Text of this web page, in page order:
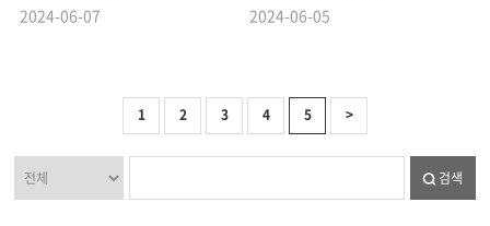
2024-06-07
2024-06-05
1 2 3 4 5 >
검색